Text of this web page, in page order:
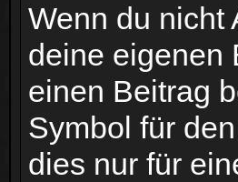
Wenn du nicht
deine eigenen
einen Beitrag
Symbol für
dies nur für